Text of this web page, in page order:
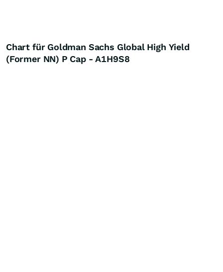
Chart für Goldman Sachs Global High Yield
(Former NN) P Cap - A1H9S8